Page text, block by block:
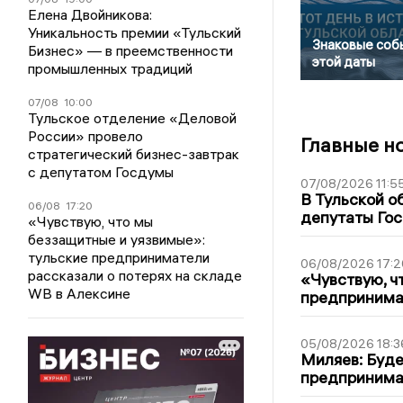
Елена Двойникова:
Уникальность премии «Тульский
Бизнес» — в преемственности
промышленных традиций
07/08 10:00
Тульское отделение «Деловой
России» провело
стратегический бизнес-завтрак
с депутатом Госдумы
06/08 17:20
«Чувствую, что мы
беззащитные и уязвимые»:
тульские предприниматели
рассказали о потерях на складе
WB в Алексине
Знаковые
этой даты
Главные
07/08/2026
В Тульской
депутаты
06/08/2026
«Чувствую,
05/08/2026
Миляев: